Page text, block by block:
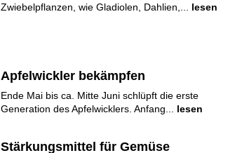
Zwiebelpflanzen, wie Gladiolen, Dahlien,...
lesen
Apfelwickler bekämpfen
Ende Mai bis ca. Mitte Juni schlüpft die erste
Generation des Apfelwicklers. Anfang...
lesen
Stärkungsmittel für Gemüse